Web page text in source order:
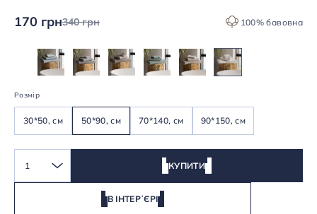
170 грн340 грн 100% бавовна
Розмір
30*50, см 50*90, см 70*140, см 90*150, см
1 КУПИТИ
В ІНТЕРʼЄРІ